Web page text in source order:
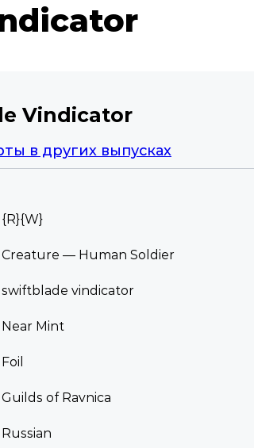
Vindicator
в других выпусках
{R}{W}
Creature — Human Soldier
swiftblade vindicator
Near Mint
Foil
Guilds of Ravnica
Russian